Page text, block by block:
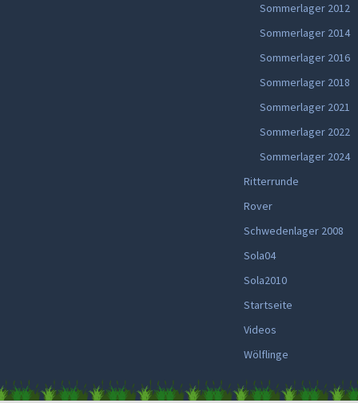
Sommerlager 2012
Sommerlager 2014
Sommerlager 2016
Sommerlager 2018
Sommerlager 2021
Sommerlager 2022
Sommerlager 2024
Ritterrunde
Rover
Schwedenlager 2008
Sola04
Sola2010
Startseite
Videos
Wölflinge